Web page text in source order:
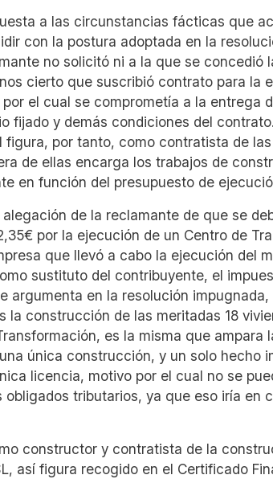
a las circunstancias fácticas que
con la postura adoptada en la
no solicitó ni a la que se concedió
cierto que suscribió contrato para la
el cual se comprometía a la entrega
fijado y demás condiciones del
figura, por tanto, como contratista de
de ellas encarga los trabajos de
en función del presupuesto de
de la reclamante de que se
por la ejecución de un Centro de
que llevó a cabo la ejecución del
sustituto del contribuyente, el
argumenta en la resolución
la construcción de las meritadas 18
es la misma que ampara
única construcción, y un solo hecho
licencia, motivo por el cual no se
tributarios, ya que eso iría en
constructor y contratista de la
así figura recogido en el Certificado